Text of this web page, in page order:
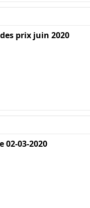
prix juin 2020
02-03-2020